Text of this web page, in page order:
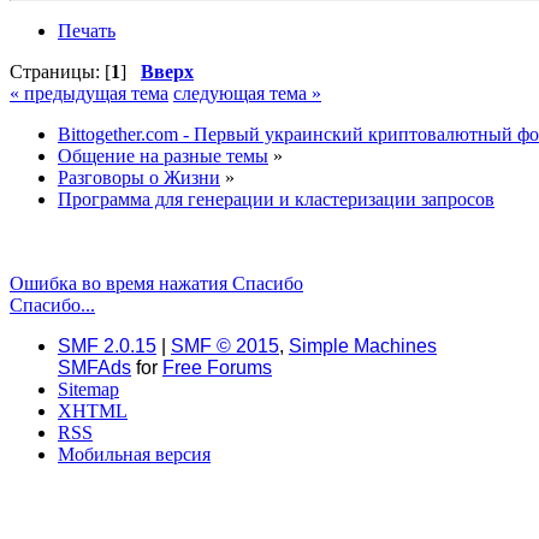
Печать
Страницы: [1] Вверх
« предыдущая тема следующая тема »
Bittogether.com - Первый украинский криптовалютный
Общение на разные темы »
Разговоры о Жизни »
Программа для генерации и кластеризации запросов
Ошибка во время нажатия Спасибо
Спасибо...
SMF 2.0.15
SMF © 2015, Simple Machines
SMFAds for Free Forums
Sitemap
XHTML
RSS
Мобильная версия